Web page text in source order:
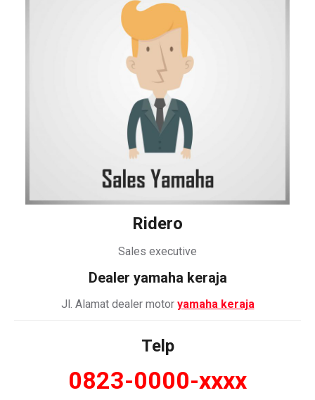
Ridero
Sales executive
Dealer yamaha keraja
Jl. Alamat dealer motor yamaha keraja
Telp
0823-0000-xxxx